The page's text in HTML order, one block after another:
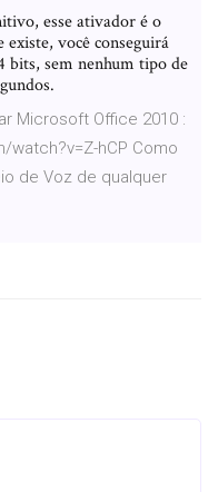
esse ativador é o
você conseguirá
bits, sem nenhum tipo de
Microsoft Office 2010 :
hCP Como
de Voz de qualquer